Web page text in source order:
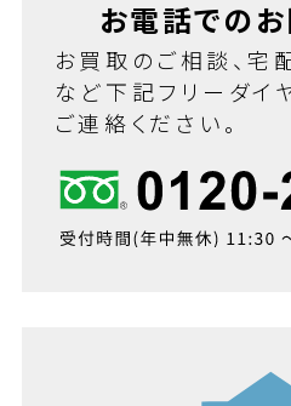
お電話での
お買取のご相談、宅
など下記フリーダイ
ご連絡ください。